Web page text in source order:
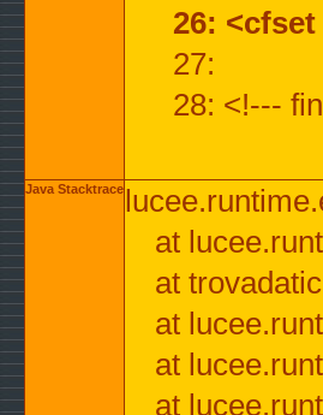
26:
27:
28: <!---
Java Stacktrace
at
at
at
at
at